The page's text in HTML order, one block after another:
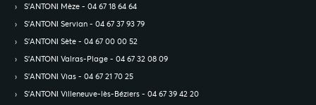
S’ANTONI Mèze - 04 67 18 64 64
S’ANTONI Servian - 04 67 37 93 79
S’ANTONI Sète - 04 67 00 00 52
S’ANTONI Valras-Plage - 04 67 32 08 09
S’ANTONI Vias - 04 67 21 70 25
S’ANTONI Villeneuve-lès-Béziers - 04 67 39 42 20